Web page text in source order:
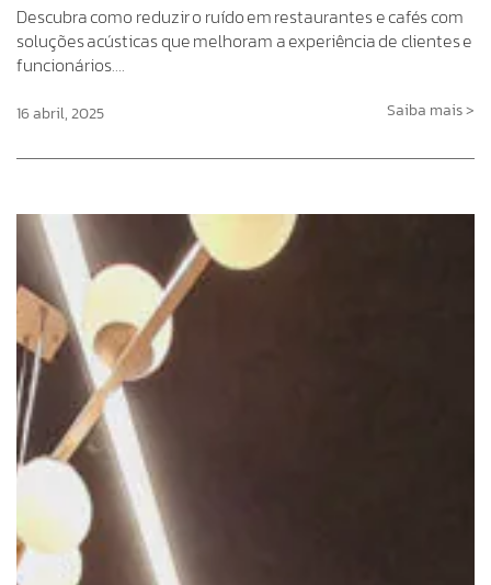
Descubra como reduzir o ruído em restaurantes e cafés com
soluções acústicas que melhoram a experiência de clientes e
funcionários….
16 abril, 2025 Saiba mais >